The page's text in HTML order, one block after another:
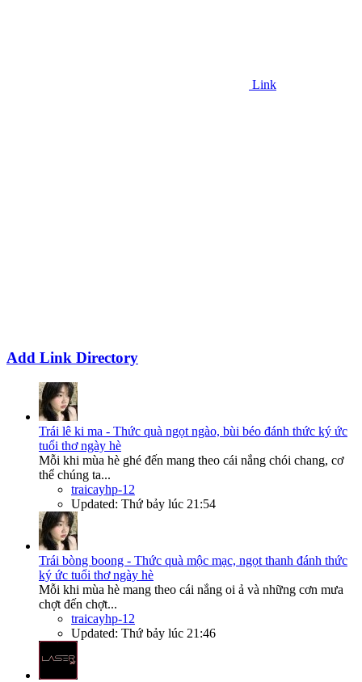
Link
Add Link Directory
Trái lê ki ma - Thức quà ngọt ngào, bùi béo đánh thức ký ức
tuổi thơ ngày hè
Mỗi khi mùa hè ghé đến mang theo cái nắng chói chang, cơ
thể chúng ta...
traicayhp-12
Updated: Thứ bảy lúc 21:54
Trái bòng boong - Thức quà mộc mạc, ngọt thanh đánh thức
ký ức tuổi thơ ngày hè
Mỗi khi mùa hè mang theo cái nắng oi ả và những cơn mưa
chợt đến chợt...
traicayhp-12
Updated: Thứ bảy lúc 21:46